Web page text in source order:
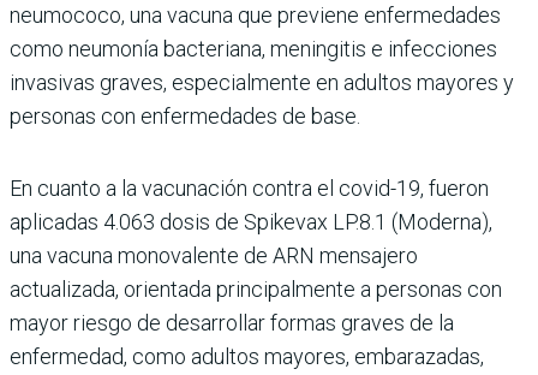
neumococo, una vacuna que previene enfermedades
como neumonía bacteriana, menin­gitis e infecciones
invasivas graves, especialmente en adultos mayores y
personas con enfermedades de base.
En cuanto a la vacunación contra el covid-19, fueron
aplicadas 4.063 dosis de Spikevax LP.8.1 (Moderna),
una vacuna monovalente de ARN mensajero
actualizada, orientada principalmente a personas con
mayor riesgo de desarrollar formas gra­ves de la
enfermedad, como adultos mayores, embara­zadas,